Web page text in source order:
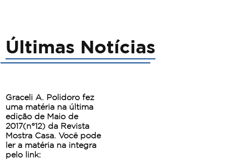
Últimas Notícias
Graceli A. Polidoro fez
uma matéria na última
edição de Maio de
2017(n°12) da Revista
Mostra Casa. Você pode
ler a matéria na integra
pelo link: